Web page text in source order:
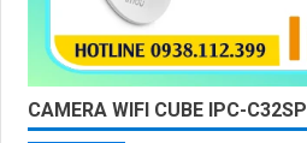
CAMERA WIFI CUBE IPC-C32SP